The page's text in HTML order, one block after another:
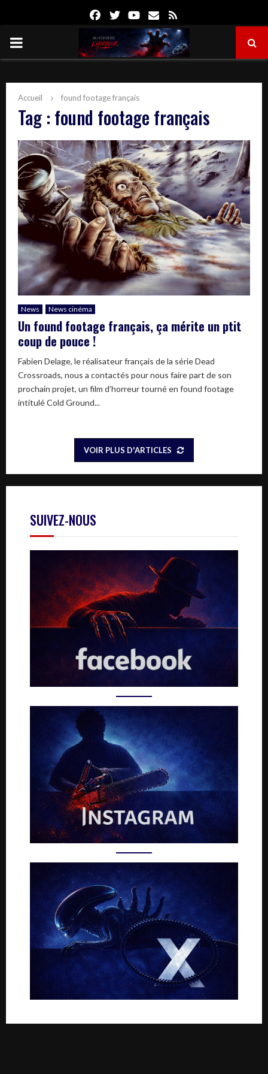
FacebookTwitterYoutube
Email
PRIMARY
Accueil found footage français
Tag : found footage français
News News cinéma
Un found footage français, ça mérite un ptit
coup de pouce !
Fabien Delage, le réalisateur français de la série Dead
Crossroads, nous a contactés pour nous faire part de son
prochain projet, un film d’horreur tourné en found footage
intitulé Cold Ground...
VOIR PLUS D'ARTICLES
SUIVEZ-NOUS